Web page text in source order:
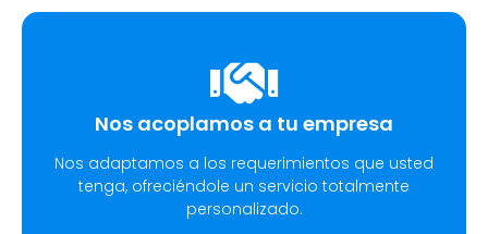
Nos acoplamos a tu empresa
Nos adaptamos a los requerimientos que usted
tenga, ofreciéndole un servicio totalmente
personalizado.